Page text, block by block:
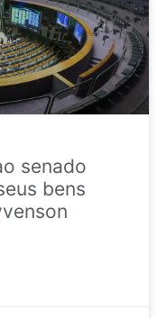
senado
bens